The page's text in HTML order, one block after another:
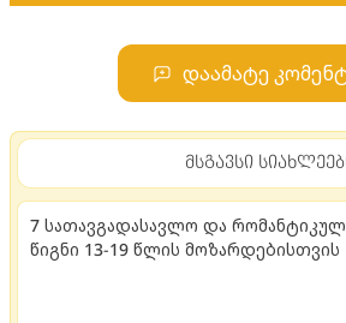
დაამატე
მსგავსი
7 სათავგადასავლო და
წიგნი 13-19 წლის მოზარდებისთვის